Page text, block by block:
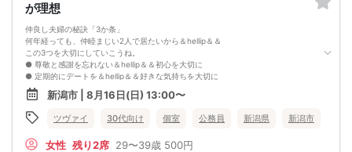
が理想
仲良し夫婦の秘訣「3か条」
何年経っても、仲睦まじい2人で居たいから＆hellip＆＆
この3つを大切にしていこうね。
● 尊敬と感謝を忘れない＆hellip＆＆初心を大切に
● 定期的にデートを＆hellip＆＆好きな気持ちを大切に
● 困った時は支え合う＆hellip＆＆助け合いを大切に
1人じゃない、貴方と一緒だから意味がある。
そんなステキな関係が築いていけそう♪
新潟市 | 8月16日(日) 13:00〜
ツヴァイ 30代向け 個室 公務員 新潟県 新潟市
女性 残り2席 29〜39歳 500円